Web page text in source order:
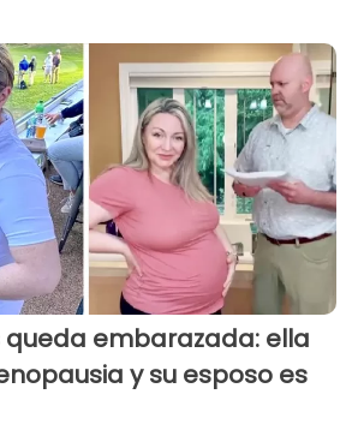
queda embarazada: ella
y su esposo es